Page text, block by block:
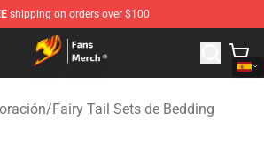
shipping on orders over $100
- Official Fairy Tail Merchandise Shop
/Fairy Tail Sets de Bedding